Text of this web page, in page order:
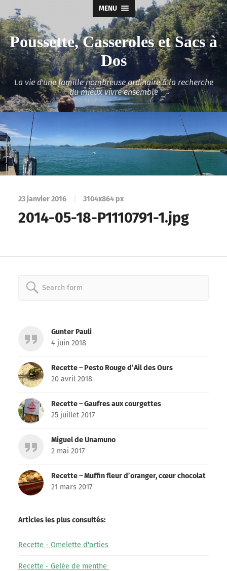
MENU
Poussette, Casseroles et Sacs à
Dos
La vie d'une famille nombreuse ordinaire à la recherche
du mieux vivre ensemble
23 janvier 2016 / 3104x864 px
2014-05-18-P1110791-1.jpg
Search
Gunter Pauli
4 juin 2018
Recette – Pesto Rouge d’Ail des Ours
20 avril 2018
Recette – Gaufres aux courgettes
25 juillet 2017
Miguel de Unamuno
2 mai 2017
Recette – Muffin fleur d’oranger, cœur chocolat
21 mars 2017
Articles les plus consultés:
Recette - Omelette d'orties
Recette - Gelée de menthe